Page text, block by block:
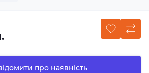
про наявність